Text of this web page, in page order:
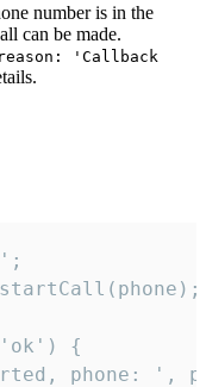
number is in the
can be made.
'Callback
'ok') {
phone: ',